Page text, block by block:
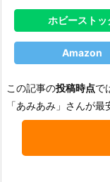
ホビーストッ
Amazon
この記事の投稿時点で
「あみあみ」さんが最